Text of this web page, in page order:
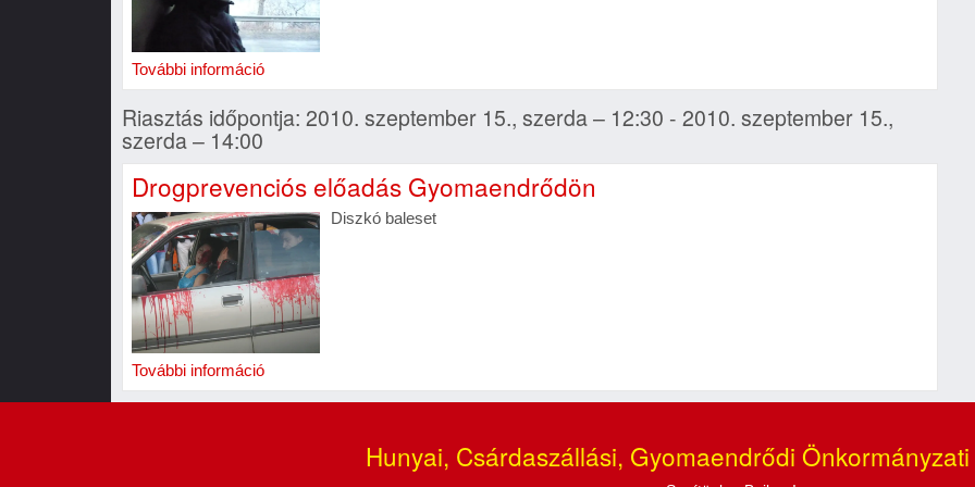
További információ
Riasztás időpontja: 2010. szeptember 15., szerda – 12:30 - 2010. szeptember 15.,
szerda – 14:00
Drogprevenciós előadás Gyomaendrődön
Diszkó baleset
További információ
Hunyai, Csárdaszállási, Gyomaendrődi